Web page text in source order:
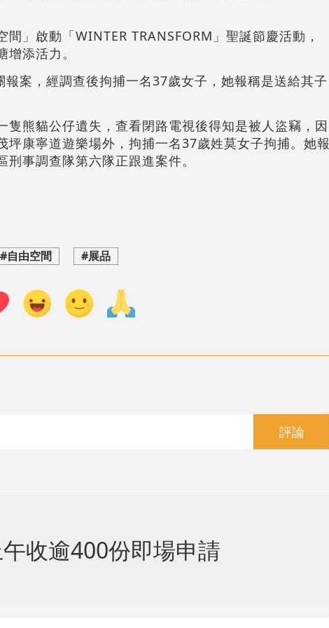
」啟動「WINTER TRANSFORM」聖誕節慶活動，
添活力。
案，經調查後拘捕一名37歲女子，她報稱是送給其子
熊貓公仔遺失，查看閉路電視後得知是被人盜竊，因
康寧道遊樂場外，拘捕一名37歲姓莫女子拘捕。她報
事調查隊第六隊正跟進案件。
#自由空間 #展品
評論
收逾400份即場申請